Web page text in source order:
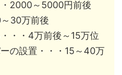
・2000～5000円前後
30万前後
・・4万前後～15万位
の設置・・・15～40万